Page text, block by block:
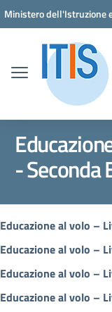
Vai ai contenuti
Vai al menu di
Vai al footer
Ministero dell'Istruzione
- Seconda
Educazione al volo –
Educazione al volo –
Educazione al volo –
Educazione al volo –